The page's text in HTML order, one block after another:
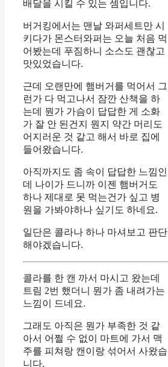
배달을 시킬 수 있는 셈입니다.
버거킹에서는 맨날 와퍼세트만 시
키다가 몬스터와퍼는 오늘 처음 먹
어봤는데 푸짐하니 소스도 괜찮고
맛있었습니다.
근데 오랜만에 햄버거를 먹어서 그
런가 다 먹고나서 잠깐 산책을 하
는데 뭔가 가슴이 답답한 게 소화
가 잘 안 된건지 뭔지 약간 머리도
어지러운 것 같고 해서 바로 집에
들어왔습니다.
아직까지도 좀 속이 답답한 느낌인
데 나이가 드니까 이젠 햄버거도
하나 제대로 못 먹는건가 싶고 병
원을 가봐야하나 싶기도 하네요.
일단은 콜라나 하나 마셔보고 판단
해야겠습니다.
콜라를 한 캔 까서 마시고 왔는데
트림 2번 했더니 뭔가 좀 내려가는
느낌이 드네요.
그래도 아직은 뭔가 부족한 것 같
아서 어쩔 수 없이 마트에 가서 맥
주를 피쳐랑 캔이랑 섞어서 사왔습
니다.